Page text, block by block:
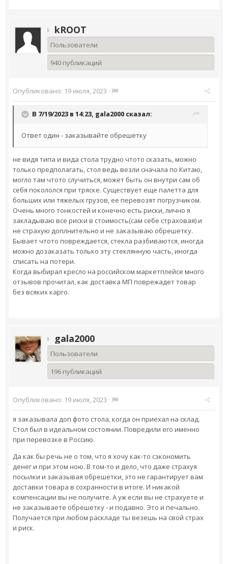
kROOT
Пользователи
940 публикаций
Опубликовано: 19 июля, 2023 ·
В 7/19/2023 в 14:23, gala2000 сказал:
Ответ один - заказывайте обрешетку
не видя типа и вида стола трудно чтото сказать, можно
только предполагать, стол ведь везли сначала по Китаю,
могло там чтото случиться, может быть он внутри сам об
себя покололся при тряске. Существует еще палетта для
больших или тяжелых грузов, ее перевозят погрузчиком.
Очень много тонкостей и конечно есть риски, лично я
закладываю все риски в стоимость(сам себе страховая) и
не страхую доплнительно и не заказываю обрешетку.
Бывает чтото повреждается, стекла разбиваются, иногда
можно дозаказать только эту стеклянную часть, иногда
списать на потери.
Когда выбирал кресло на российском маркетплейсе много
отзывов прочитал, как доставка МП поврежадет товар
без всяких карго.
gala2000
Пользователи
196 публикаций
Опубликовано: 19 июля, 2023 ·
я заказывала доп фото стола, когда он приехал на склад.
Стол был в идеальном состоянии. Повредили его именно
при перевозке в Россию.
Да как бы речь не о том, что я хочу как-то сэкономить
денег и при этом ною. В том-то и дело, что даже страхуя
посылки и заказывая обрешетки, это не гарантирует вам
доставки товара в сохранности в итоге. И никакой
компенсации вы не получите. А уж если вы не страхуете и
не заказываете обрешетку - и подавно. Это и печально.
Получается при любом раскладе ты везешь на свой страх
и риск.